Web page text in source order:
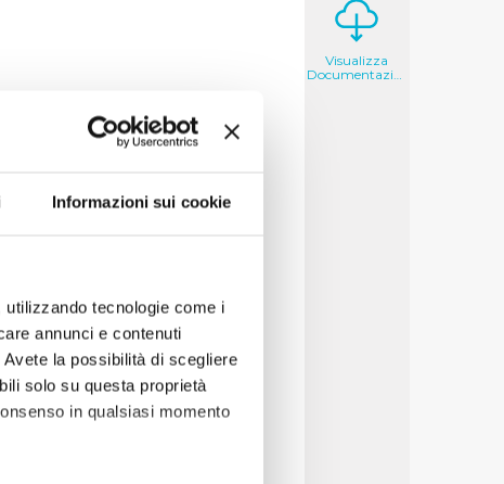
Informazioni sui cookie
tecnologie come i
annunci e contenuti
la possibilità di scegliere
solo su questa proprietà
in qualsiasi momento
campagne di
bottiglia.
detto sopra. Acqua di
chiari, semplici e
che Publiacqua ha
acqua buona e sicura.
Visualizza
Documentazione